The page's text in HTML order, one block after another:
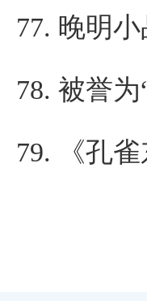
77. 晚明小
78. 被誉为
79. 《孔